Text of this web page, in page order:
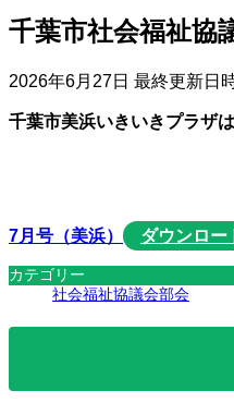
千葉市社会福祉協
2026年6月27日 最終更新日
千葉市美浜いきいきプラザは
7月号（美浜） ダウンロー
カテゴリー
社会福祉協議会部会